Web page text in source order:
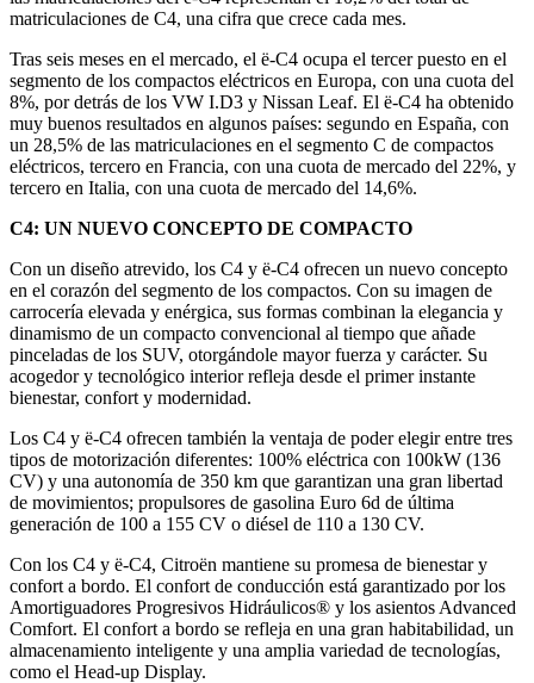
matriculaciones de C4, una cifra que crece cada mes.
Tras seis meses en el mercado, el ë-C4 ocupa el tercer puesto en el
segmento de los compactos eléctricos en Europa, con una cuota del
8%, por detrás de los VW I.D3 y Nissan Leaf. El ë-C4 ha obtenido
muy buenos resultados en algunos países: segundo en España, con
un 28,5% de las matriculaciones en el segmento C de compactos
eléctricos, tercero en Francia, con una cuota de mercado del 22%, y
tercero en Italia, con una cuota de mercado del 14,6%.
C4: UN NUEVO CONCEPTO DE COMPACTO
Con un diseño atrevido, los C4 y ë-C4 ofrecen un nuevo concepto
en el corazón del segmento de los compactos. Con su imagen de
carrocería elevada y enérgica, sus formas combinan la elegancia y
dinamismo de un compacto convencional al tiempo que añade
pinceladas de los SUV, otorgándole mayor fuerza y carácter. Su
acogedor y tecnológico interior refleja desde el primer instante
bienestar, confort y modernidad.
Los C4 y ë-C4 ofrecen también la ventaja de poder elegir entre tres
tipos de motorización diferentes: 100% eléctrica con 100kW (136
CV) y una autonomía de 350 km que garantizan una gran libertad
de movimientos; propulsores de gasolina Euro 6d de última
generación de 100 a 155 CV o diésel de 110 a 130 CV.
Con los C4 y ë-C4, Citroën mantiene su promesa de bienestar y
confort a bordo. El confort de conducción está garantizado por los
Amortiguadores Progresivos Hidráulicos® y los asientos Advanced
Comfort. El confort a bordo se refleja en una gran habitabilidad, un
almacenamiento inteligente y una amplia variedad de tecnologías,
como el Head-up Display.